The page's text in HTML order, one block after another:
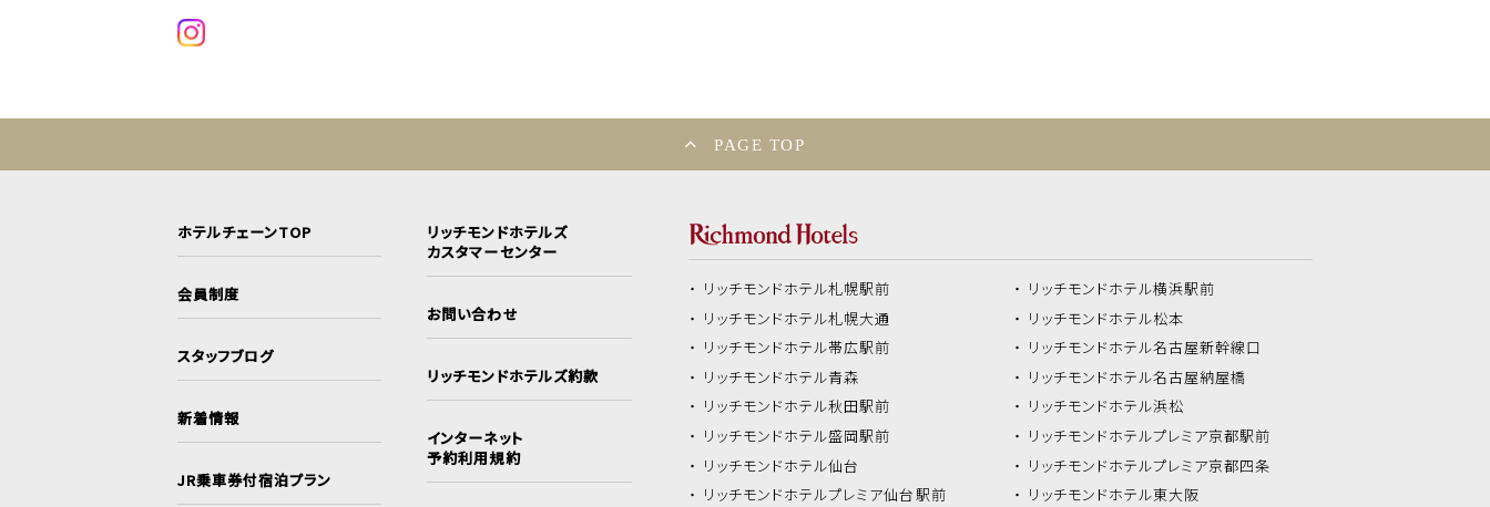
PAGE TOP
ホテルチェーンTOP
会員制度
スタッフブログ
新着情報
JR乗車券付宿泊プラン
リッチモンドホテルズ
カスタマーセンター
お問い合わせ
リッチモンドホテルズ約款
インターネット
予約利用規約
リッチモンドホテル札幌駅前
リッチモンドホテル札幌大通
リッチモンドホテル帯広駅前
リッチモンドホテル青森
リッチモンドホテル秋田駅前
リッチモンドホテル盛岡駅前
リッチモンドホテル仙台
リッチモンドホテルプレミア仙台駅前
リッチモンドホテル横浜駅前
リッチモンドホテル松本
リッチモンドホテル名古屋新幹線口
リッチモンドホテル名古屋納屋橋
リッチモンドホテル浜松
リッチモンドホテルプレミア京都駅前
リッチモンドホテルプレミア京都四条
リッチモンドホテル東大阪